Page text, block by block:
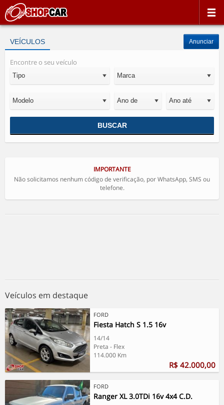
VEÍCULOS Anunciar
Encontre o seu veículo
BUSCAR
IMPORTANTE
Não solicitamos nenhum código de verificação, por WhatsApp, SMS ou
telefone.
Veículos em destaque
FORD
Fiesta Hatch S 1.5 16v
14/14
Preta - Flex
114.000 Km
R$ 42.000,00
FORD
Ranger XL 3.0TDi 16v 4x4 C.D.